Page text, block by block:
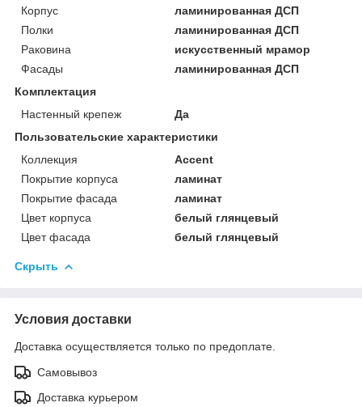
Корпус
ламинированная ДСП
Полки
ламинированная ДСП
Раковина
искусственный мрамор
Фасады
ламинированная ДСП
Комплектация
Настенный крепеж
Да
Пользовательские характеристики
Коллекция
Accent
Покрытие корпуса
ламинат
Покрытие фасада
ламинат
Цвет корпуса
белый глянцевый
Цвет фасада
белый глянцевый
Скрыть
Условия доставки
Доставка осуществляется только по предоплате.
Самовывоз
Доставка курьером